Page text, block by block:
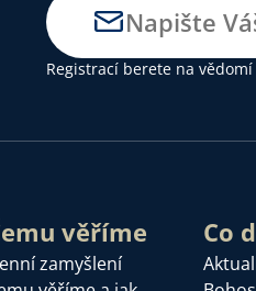
Registrací berete na vědomí
věříme
zamyšlení
Co